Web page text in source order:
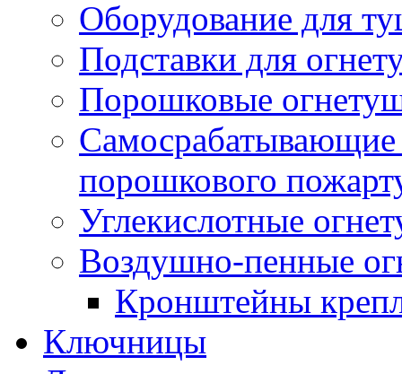
Оборудование для
Подставки для
Порошковые
порошкового
Углекислотные
Воздушно-пенные
Кронштейны
Ключницы